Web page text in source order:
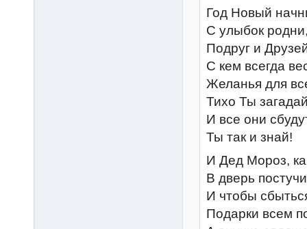
Год Новый
С улыбок
Подруг и
С кем всегда
Желанья для
Тихо Ты
И все они
Ты так и знай!
И Дед Мороз,
В дверь
И чтобы
Подарки всем